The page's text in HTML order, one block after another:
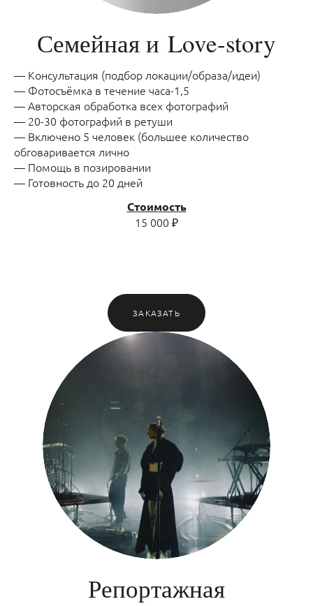
Семейная и Love-story
— Консультация (подбор локации/образа/идеи)
— Фотосъёмка в течение часа-1,5
— Авторская обработка всех фотографий
— 20-30 фотографий в ретуши
— Включено 5 человек (большее количество
обговаривается лично
— Помощь в позировании
— Готовность до 20 дней
Стоимость
15 000 ₽
ЗАКАЗАТЬ
Репортажная